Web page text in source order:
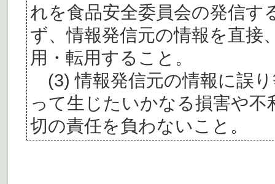
れを食品安全委員会の発信す
ず、情報発信元の情報を直接
用・転用すること。
(3) 情報発信元の情報に誤
って生じたいかなる損害や
切の責任を負わないこと。